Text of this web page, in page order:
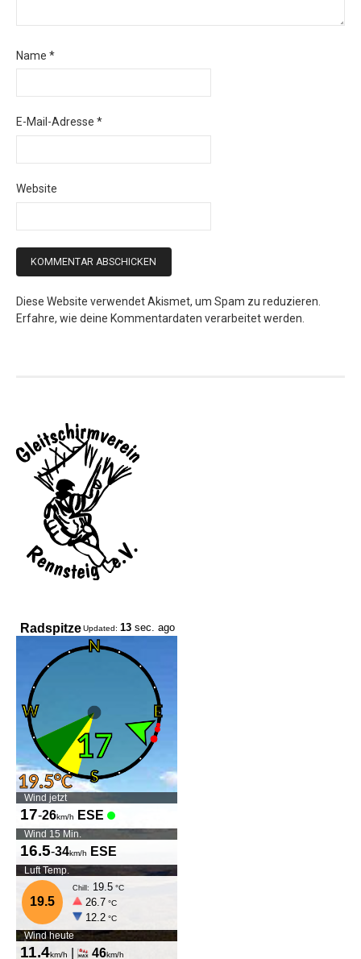
Name *
E-Mail-Adresse *
Website
Diese Website verwendet Akismet, um Spam zu reduzieren.
Erfahre, wie deine Kommentardaten verarbeitet werden.